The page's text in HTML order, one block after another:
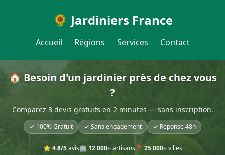
🌻 Jardiniers France
Accueil Régions Services Contact
🏠 Besoin d'un jardinier près de chez vous
?
Comparez 3 devis gratuits en 2 minutes — sans inscription.
✓ 100% Gratuit ✓ Sans engagement ✓ Réponse 48h
⭐ 4.8/5avis🏢 12 000+artisans📍 25 000+villes